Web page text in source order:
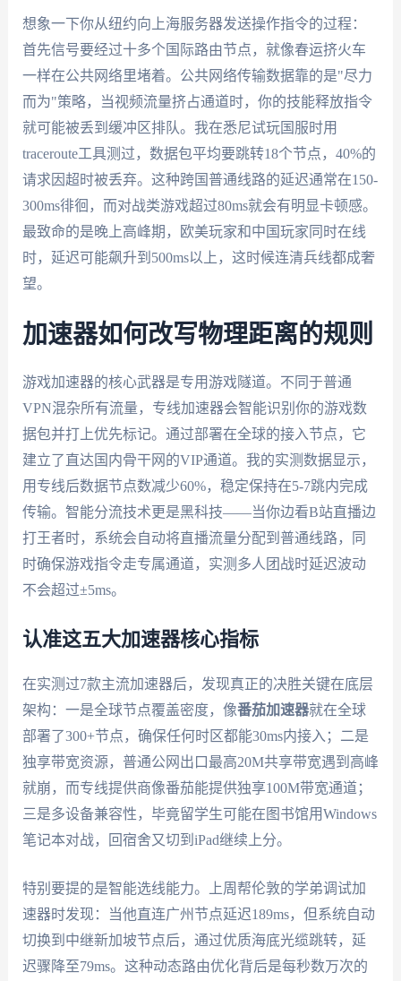
想象一下你从纽约向上海服务器发送操作指令的过程：
首先信号要经过十多个国际路由节点，就像春运挤火车
一样在公共网络里堵着。公共网络传输数据靠的是"尽力
而为"策略，当视频流量挤占通道时，你的技能释放指令
就可能被丢到缓冲区排队。我在悉尼试玩国服时用
traceroute工具测过，数据包平均要跳转18个节点，40%的
请求因超时被丢弃。这种跨国普通线路的延迟通常在150-
300ms徘徊，而对战类游戏超过80ms就会有明显卡顿感。
最致命的是晚上高峰期，欧美玩家和中国玩家同时在线
时，延迟可能飙升到500ms以上，这时候连清兵线都成奢
望。
加速器如何改写物理距离的规则
游戏加速器的核心武器是专用游戏隧道。不同于普通
VPN混杂所有流量，专线加速器会智能识别你的游戏数
据包并打上优先标记。通过部署在全球的接入节点，它
建立了直达国内骨干网的VIP通道。我的实测数据显示，
用专线后数据节点数减少60%，稳定保持在5-7跳内完成
传输。智能分流技术更是黑科技——当你边看B站直播边
打王者时，系统会自动将直播流量分配到普通线路，同
时确保游戏指令走专属通道，实测多人团战时延迟波动
不会超过±5ms。
认准这五大加速器核心指标
在实测过7款主流加速器后，发现真正的决胜关键在底层
架构：一是全球节点覆盖密度，像番茄加速器就在全球
部署了300+节点，确保任何时区都能30ms内接入；二是
独享带宽资源，普通公网出口最高20M共享带宽遇到高峰
就崩，而专线提供商像番茄能提供独享100M带宽通道；
三是多设备兼容性，毕竟留学生可能在图书馆用Windows
笔记本对战，回宿舍又切到iPad继续上分。
特别要提的是智能选线能力。上周帮伦敦的学弟调试加
速器时发现：当他直连广州节点延迟189ms，但系统自动
切换到中继新加坡节点后，通过优质海底光缆跳转，延
迟骤降至79ms。这种动态路由优化背后是每秒数万次的